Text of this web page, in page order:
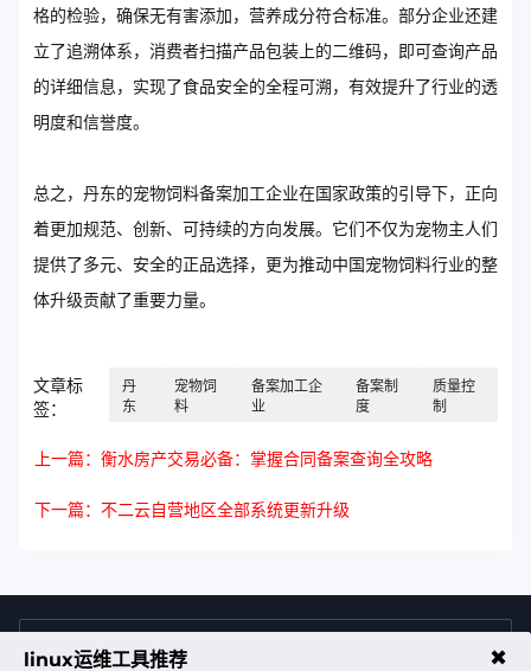
格的检验，确保无有害添加，营养成分符合标准。部分企业还建
立了追溯体系，消费者扫描产品包装上的二维码，即可查询产品
的详细信息，实现了食品安全的全程可溯，有效提升了行业的透
明度和信誉度。
总之，丹东的宠物饲料备案加工企业在国家政策的引导下，正向
着更加规范、创新、可持续的方向发展。它们不仅为宠物主人们
提供了多元、安全的正品选择，更为推动中国宠物饲料行业的整
体升级贡献了重要力量。
文章标
签：
丹
东
宠物饲
料
备案加工企
业
备案制
度
质量控
制
上一篇：衡水房产交易必备：掌握合同备案查询全攻略
下一篇：不二云自营地区全部系统更新升级
售前咨询热线
linux运维工具推荐 ✖